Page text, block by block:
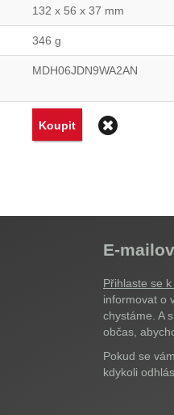
132 x 56 x 37 mm
346 g
MDH06JDN9WA2AN
Koupit
E-
Přihlaste se
informovat o
chystáme. A
občas,
Pokud se
kdykoli